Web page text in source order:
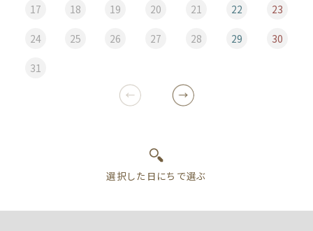
17 18 19 20 21 22 23
24 25 26 27 28 29 30
31